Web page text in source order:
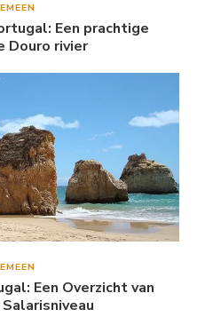
Een prachtige
Douro rivier
Een Overzicht van